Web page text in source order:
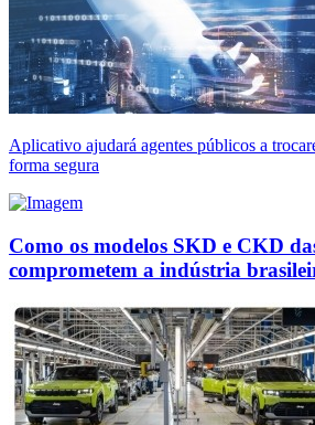
Aplicativo ajudará agentes públicos a
forma segura
Como os modelos SKD e CKD
comprometem a indústria